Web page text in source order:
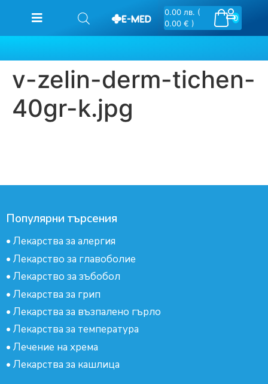
0
0.00 лв. (
0.00 € )
v-zelin-derm-tichen-
40gr-k.jpg
Популярни търсения
• Лекарства за алергия
• Лекарство за главоболие
• Лекарство за зъбобол
• Лекарства за грип
• Лекарства за възпалено гърло
• Лекарства за температура
• Лечение на хрема
• Лекарства за кашлица